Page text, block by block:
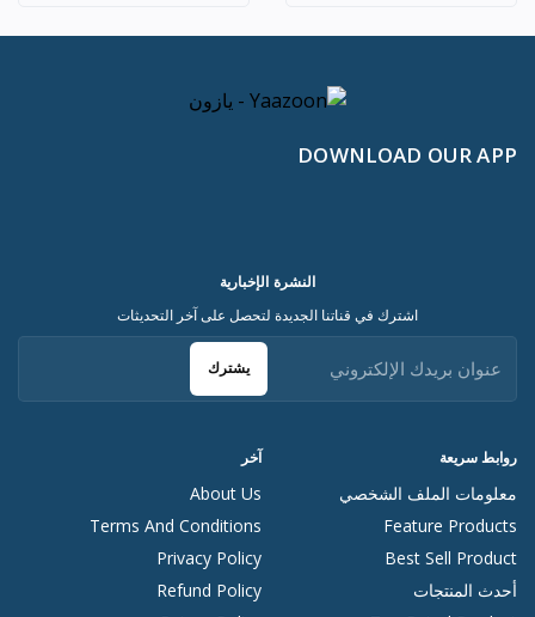
DOWNLOAD OUR APP
روابط سريعة
معلومات الملف الشخصي
Feature Products
Best Sell Product
أحدث المنتجات
آخر
About Us
Terms And Conditions
Privacy Policy
Refund Policy
النشرة الإخبارية
اشترك في قناتنا الجديدة لتحصل على آخر التحديثات
يشترك